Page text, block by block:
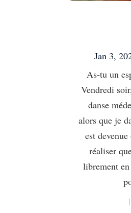
Jan 3,
As-tu un
Vendredi
danse
alors que je
est
réaliser
librement